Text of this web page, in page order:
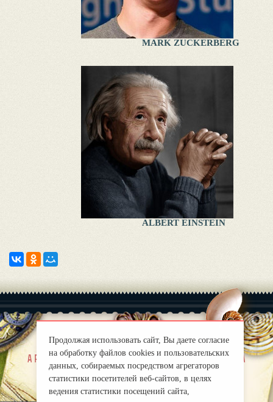
MARK ZUCKERBERG
ALBERT EINSTEIN
a propos de nous |
Правила
mirprognoz@mail.ru
Продолжая использовать сайт, Вы даете согласие
на обработку файлов cookies и пользовательских
данных, собираемых посредством агрегаторов
статистики посетителей веб-сайтов, в целях
ведения статистики посещений сайта,